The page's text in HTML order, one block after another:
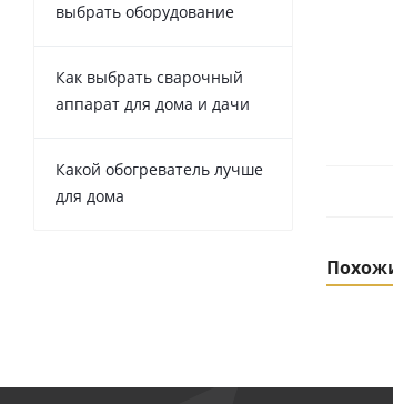
выбрать оборудование
Как выбрать сварочный
аппарат для дома и дачи
Какой обогреватель лучше
для дома